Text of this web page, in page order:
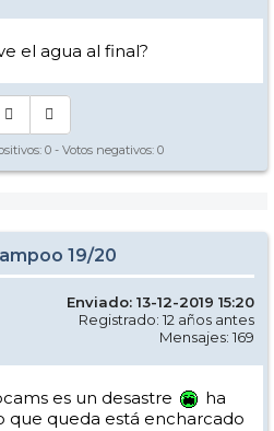
el agua al final?
0 - Votos negativos: 0
19/20
Enviado: 13-12-2019 15:20
Registrado: 12 años antes
Mensajes: 169
es un desastre
ha
que queda está encharcado